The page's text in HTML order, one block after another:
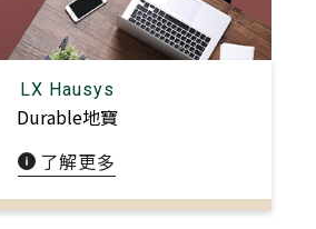
LX Hausys
Durable地寶
了解更多